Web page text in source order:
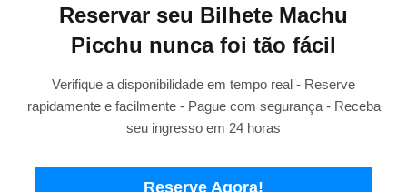
Reservar seu Bilhete Machu
Picchu nunca foi tão fácil
Verifique a disponibilidade em tempo real - Reserve
rapidamente e facilmente - Pague com segurança - Receba
seu ingresso em 24 horas
Reserve Agora!